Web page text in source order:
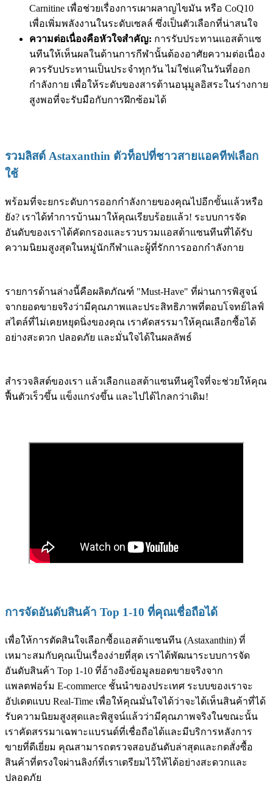
Carnitine เพื่อช่วยเรื่องการเผาผลาญไขมัน หรือ CoQ10
เพื่อเพิ่มพลังงานในระดับเซลล์ ซึ่งเป็นตัวเลือกที่น่าสนใจ
ความต่อเนื่องคือหัวใจสำคัญ: การรับประทานแอสต้าแซ
นทีนให้เห็นผลในด้านการกีฬานั้นต้องอาศัยความต่อเนื่อง
ควรรับประทานเป็นประจำทุกวัน ไม่ใช่แค่ในวันที่ออก
กำลังกาย เพื่อให้ระดับของสารต้านอนุมูลอิสระในร่างกาย
สูงพอที่จะรับมือกับการฝึกซ้อมได้
รวมลิสต์ Astaxanthin ตัวท็อปที่ชาวสายแอคทีฟเลือก
ใช้
พร้อมที่จะยกระดับการออกกำลังกายของคุณไปอีกขั้นแล้วหรือ
ยัง? เราได้ทำการบ้านมาให้คุณเรียบร้อยแล้ว! ระบบการจัด
อันดับของเราได้คัดกรองและรวบรวมแอสต้าแซนทีนที่ได้รับ
ความนิยมสูงสุดในหมู่นักกีฬาและผู้ที่รักการออกกำลังกาย
รายการด้านล่างนี้คือผลิตภัณฑ์ "Must-Have" ที่ผ่านการพิสูจน์
จากยอดขายจริงว่ามีคุณภาพและประสิทธิภาพที่ตอบโจทย์ไลฟ์
สไตล์ที่ไม่เคยหยุดนิ่งของคุณ เราคัดสรรมาให้คุณเลือกซื้อได้
อย่างสะดวก ปลอดภัย และมั่นใจได้ในผลลัพธ์
สำรวจลิสต์ของเรา แล้วเลือกแอสต้าแซนทีนคู่ใจที่จะช่วยให้คุณ
ฟื้นตัวเร็วขึ้น แข็งแกร่งขึ้น และไปได้ไกลกว่าเดิม!
การจัดอันดับสินค้า Top 1-10 ที่คุณเชื่อถือได้
เพื่อให้การตัดสินใจเลือกซื้อแอสต้าแซนทีน (Astaxanthin) ที่
เหมาะสมกับคุณเป็นเรื่องง่ายที่สุด เราได้พัฒนาระบบการจัด
อันดับสินค้า Top 1-10 ที่อ้างอิงข้อมูลยอดขายจริงจาก
แพลตฟอร์ม E-commerce ชั้นนำของประเทศ ระบบของเราจะ
อัปเดตแบบ Real-Time เพื่อให้คุณมั่นใจได้ว่าจะได้เห็นสินค้าที่ได้
รับความนิยมสูงสุดและพิสูจน์แล้วว่ามีคุณภาพจริงในขณะนั้น
เราคัดสรรมาเฉพาะแบรนด์ที่เชื่อถือได้และมีบริการหลังการ
ขายที่ดีเยี่ยม คุณสามารถตรวจสอบอันดับล่าสุดและกดสั่งซื้อ
สินค้าที่ตรงใจผ่านลิงก์ที่เราเตรียมไว้ให้ได้อย่างสะดวกและ
ปลอดภัย